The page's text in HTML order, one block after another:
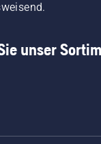
unser